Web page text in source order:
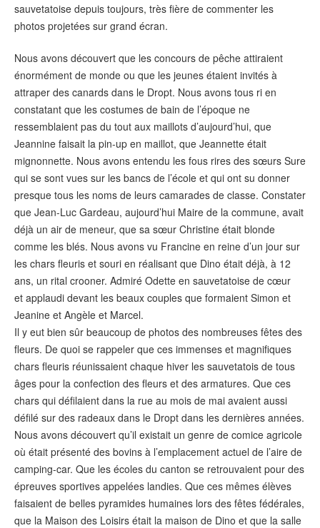
sauvetatoise depuis toujours, très fière de commenter les
photos projetées sur grand écran.
Nous avons découvert que les concours de pêche attiraient
énormément de monde ou que les jeunes étaient invités à
attraper des canards dans le Dropt. Nous avons tous ri en
constatant que les costumes de bain de l’époque ne
ressemblaient pas du tout aux maillots d’aujourd’hui, que
Jeannine faisait la pin-up en maillot, que Jeannette était
mignonnette. Nous avons entendu les fous rires des sœurs Sure
qui se sont vues sur les bancs de l’école et qui ont su donner
presque tous les noms de leurs camarades de classe. Constater
que Jean-Luc Gardeau, aujourd’hui Maire de la commune, avait
déjà un air de meneur, que sa sœur Christine était blonde
comme les blés. Nous avons vu Francine en reine d’un jour sur
les chars fleuris et souri en réalisant que Dino était déjà, à 12
ans, un rital crooner. Admiré Odette en sauvetatoise de cœur
et applaudi devant les beaux couples que formaient Simon et
Jeanine et Angèle et Marcel.
Il y eut bien sûr beaucoup de photos des nombreuses fêtes des
fleurs. De quoi se rappeler que ces immenses et magnifiques
chars fleuris réunissaient chaque hiver les sauvetatois de tous
âges pour la confection des fleurs et des armatures. Que ces
chars qui défilaient dans la rue au mois de mai avaient aussi
défilé sur des radeaux dans le Dropt dans les dernières années.
Nous avons découvert qu’il existait un genre de comice agricole
où était présenté des bovins à l’emplacement actuel de l’aire de
camping-car. Que les écoles du canton se retrouvaient pour des
épreuves sportives appelées landies. Que ces mêmes élèves
faisaient de belles pyramides humaines lors des fêtes fédérales,
que la Maison des Loisirs était la maison de Dino et que la salle